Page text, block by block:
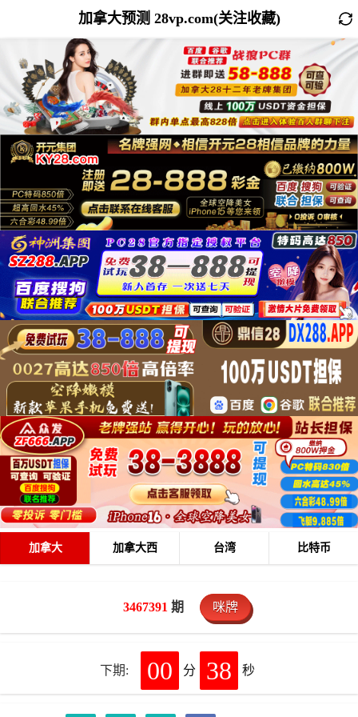
加拿大预测 28vp.com(关注收藏)
加拿大 加拿大西 台湾 比特币
3467391 期 咪牌
下期: 00 分 38 秒